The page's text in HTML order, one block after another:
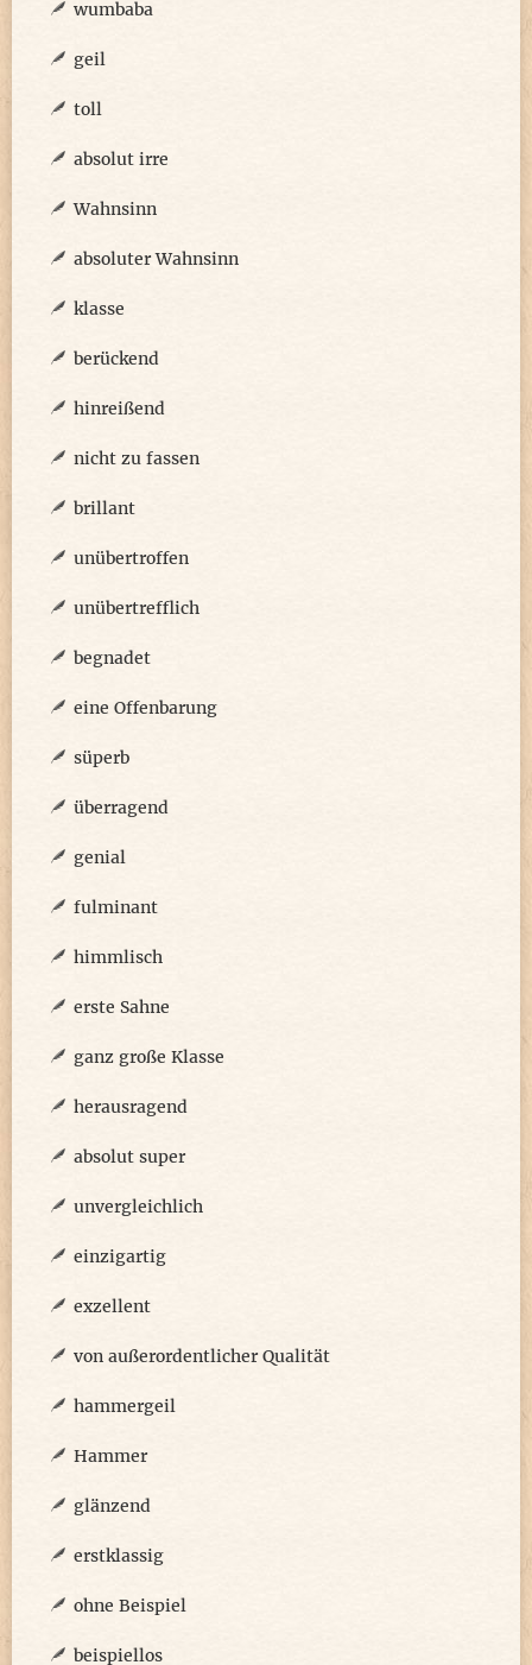
wumbaba
geil
toll
absolut irre
Wahnsinn
absoluter Wahnsinn
klasse
berückend
hinreißend
nicht zu fassen
brillant
unübertroffen
unübertrefflich
begnadet
eine Offenbarung
süperb
überragend
genial
fulminant
himmlisch
erste Sahne
ganz große Klasse
herausragend
absolut super
unvergleichlich
einzigartig
exzellent
von außerordentlicher Qualität
hammergeil
Hammer
glänzend
erstklassig
ohne Beispiel
beispiellos